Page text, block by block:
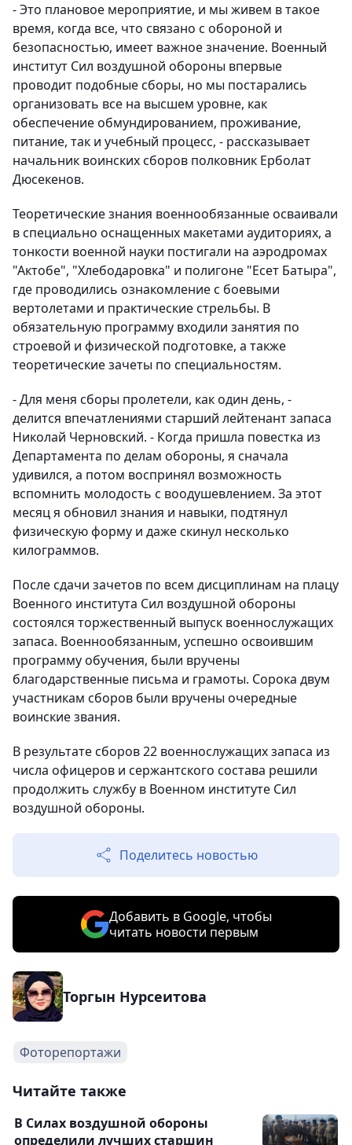
- Это плановое мероприятие, и мы живем в такое
время, когда все, что связано с обороной и
безопасностью, имеет важное значение. Военный
институт Сил воздушной обороны впервые
проводит подобные сборы, но мы постарались
организовать все на высшем уровне, как
обеспечение обмундированием, проживание,
питание, так и учебный процесс, - рассказывает
начальник воинских сборов полковник Ерболат
Дюсекенов.
Теоретические знания военнообязанные осваивали
в специально оснащенных макетами аудиториях, а
тонкости военной науки постигали на аэродромах
"Актобе", "Хлебодаровка" и полигоне "Есет Батыра",
где проводились ознакомление с боевыми
вертолетами и практические стрельбы. В
обязательную программу входили занятия по
строевой и физической подготовке, а также
теоретические зачеты по специальностям.
- Для меня сборы пролетели, как один день, -
делится впечатлениями старший лейтенант запаса
Николай Черновский. - Когда пришла повестка из
Департамента по делам обороны, я сначала
удивился, а потом воспринял возможность
вспомнить молодость с воодушевлением. За этот
месяц я обновил знания и навыки, подтянул
физическую форму и даже скинул несколько
килограммов.
После сдачи зачетов по всем дисциплинам на плацу
Военного института Сил воздушной обороны
состоялся торжественный выпуск военнослужащих
запаса. Военнообязанным, успешно освоившим
программу обучения, были вручены
благодарственные письма и грамоты. Сорока двум
участникам сборов были вручены очередные
воинские звания.
В результате сборов 22 военнослужащих запаса из
числа офицеров и сержантского состава решили
продолжить службу в Военном институте Сил
воздушной обороны.
Поделитесь новостью
Добавить в Google, чтобы
читать новости первым
Торгын Нурсеитова
Фоторепортажи
Читайте также
В Силах воздушной обороны
определили лучших старшин